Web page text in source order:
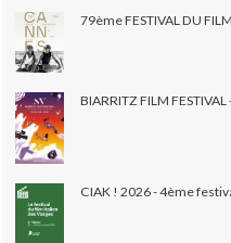
79ème FESTIVAL DU
BIARRITZ FILM
CIAK ! 2026 - 4ème